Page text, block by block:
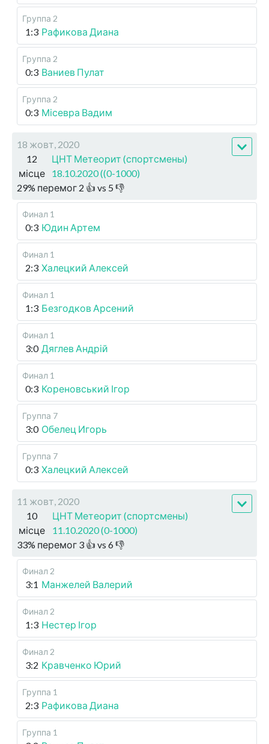
Группа 2
1:3 Рафикова Диана
Группа 2
0:3 Ваниев Пулат
Группа 2
0:3 Місевра Вадим
18 жовт, 2020
12
місце
ЦНТ Метеорит (спортсмены)
18.10.2020 ((0-1000)
29% перемог 2 👍 vs 5 👎
Финал 1
0:3 Юдин Артем
Финал 1
2:3 Халецкий Алексей
Финал 1
1:3 Безгодков Арсений
Финал 1
3:0 Дяглев Андрій
Финал 1
0:3 Кореновський Ігор
Группа 7
3:0 Обелец Игорь
Группа 7
0:3 Халецкий Алексей
11 жовт, 2020
10
місце
ЦНТ Метеорит (спортсмены)
11.10.2020 (0-1000)
33% перемог 3 👍 vs 6👎
Финал 2
3:1 Манжелей Валерий
Финал 2
1:3 Нестер Ігор
Финал 2
3:2 Кравченко Юрий
Группа 1
2:3 Рафикова Диана
Группа 1